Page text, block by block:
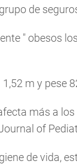
de
" obesos
m y pese
más a
of
de vida,